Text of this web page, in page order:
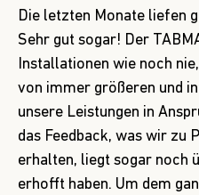
Die letzten Monate liefen
Sehr gut sogar! Der
Installationen wie noch
von immer größeren und
unsere Leistungen in
das Feedback, was wir zu
erhalten, liegt sogar noch
erhofft haben. Um dem